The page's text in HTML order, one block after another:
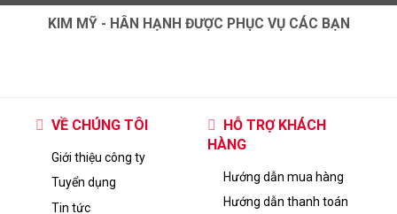
KIM MỸ - HÂN HẠNH ĐƯỢC PHỤC VỤ CÁC BẠN
VỀ CHÚNG TÔI
Giới thiệu công ty
Tuyển dụng
Tin tức
HỖ TRỢ KHÁCH
HÀNG
Hướng dẫn mua hàng
Hướng dẫn thanh toán